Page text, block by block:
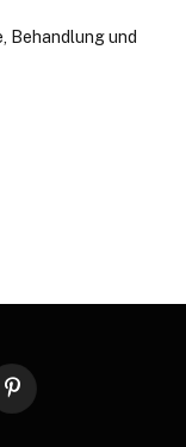
Behandlung und
Pinterest